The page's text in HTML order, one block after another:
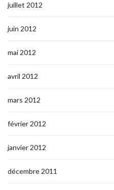
juillet 2012
juin 2012
mai 2012
avril 2012
mars 2012
février 2012
janvier 2012
décembre 2011